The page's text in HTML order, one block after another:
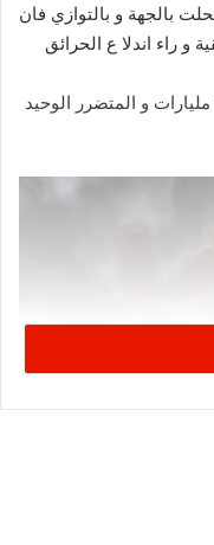
بالجهة و بالتوازي فان
و راء اندلا ع الحرائق
و قد افاد مصدر ان قيمة الخسائر فاقت 3 مليارات و المتضرر الوحيد